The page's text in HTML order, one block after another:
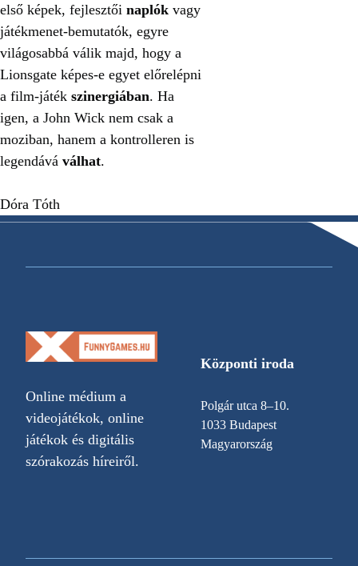
első képek, fejlesztői naplók vagy
játékmenet-bemutatók, egyre
világosabbá válik majd, hogy a
Lionsgate képes-e egyet előrelépni
a film-játék szinergiában. Ha
igen, a John Wick nem csak a
moziban, hanem a kontrolleren is
legendává válhat.
Dóra Tóth
Online médium a
videojátékok, online
játékok és digitális
szórakozás híreiről.
Központi iroda
Polgár utca 8–10.
1033 Budapest
Magyarország